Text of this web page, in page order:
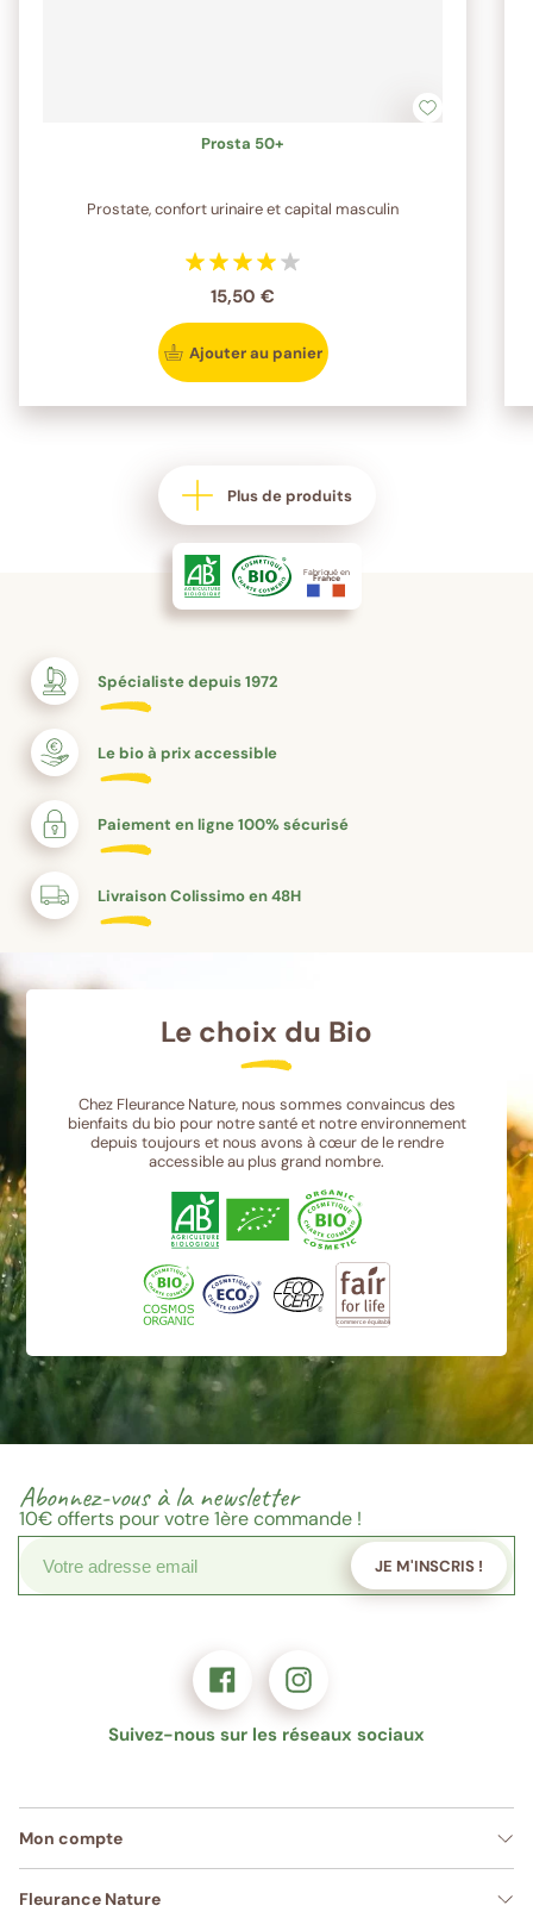
Prosta 50+
Prostate, confort urinaire et capital masculin
15,50 €
Ajouter au panier
Plus de produits
Fabriqué en
France
Spécialiste depuis 1972
Le bio à prix accessible
Paiement en ligne 100% sécurisé
Livraison Colissimo en 48H
Le choix du Bio
Chez Fleurance Nature, nous sommes convaincus des
bienfaits du bio pour notre santé et notre environnement
depuis toujours et nous avons à cœur de le rendre
accessible au plus grand nombre.
Abonnez-vous à la newsletter
10€offerts pour votre 1ère commande !
JE M'INSCRIS !
Suivez-nous sur les réseaux sociaux
Mon compte
Fleurance Nature